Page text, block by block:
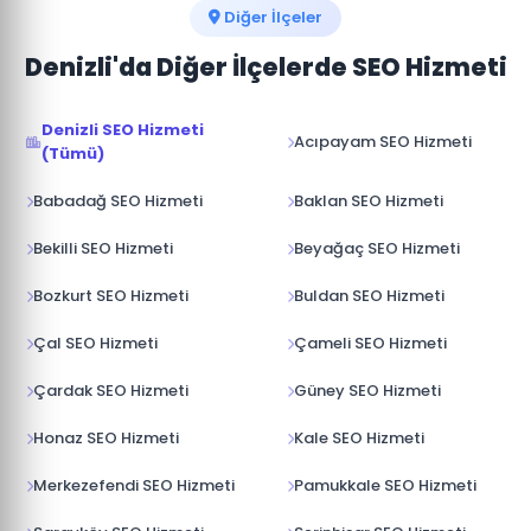
Diğer İlçeler
Denizli'da Diğer İlçelerde SEO Hizmeti
Denizli SEO Hizmeti
(Tümü)
Acıpayam SEO Hizmeti
Babadağ SEO Hizmeti Baklan SEO Hizmeti
Bekilli SEO Hizmeti Beyağaç SEO Hizmeti
Bozkurt SEO Hizmeti Buldan SEO Hizmeti
Çal SEO Hizmeti Çameli SEO Hizmeti
Çardak SEO Hizmeti Güney SEO Hizmeti
Honaz SEO Hizmeti Kale SEO Hizmeti
Merkezefendi SEO Hizmeti Pamukkale SEO Hizmeti